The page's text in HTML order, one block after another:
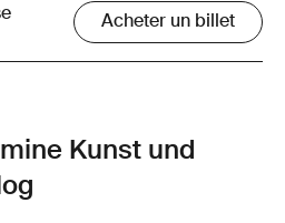
Acheter un billet
Kunst und